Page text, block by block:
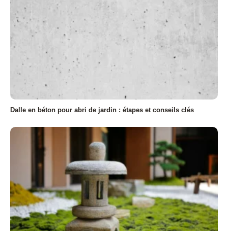
Dalle en béton pour abri de jardin : étapes et conseils clés